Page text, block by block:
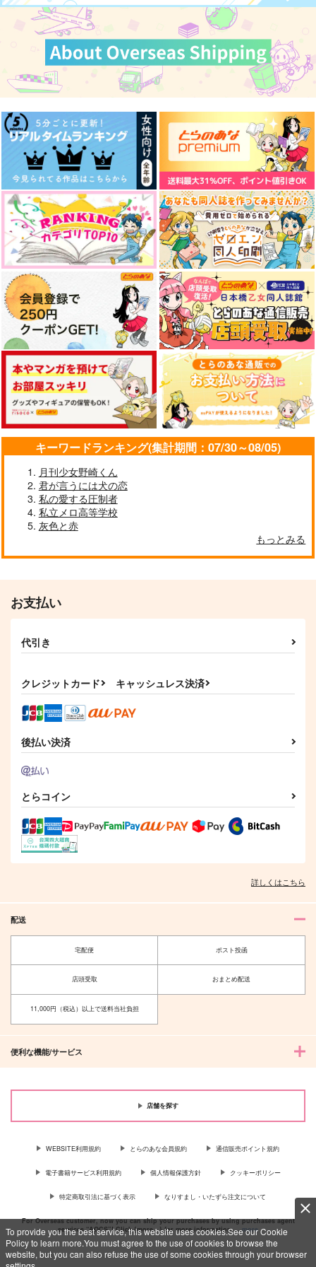
To provide you the best service, this website uses cookies.See our Cookie
Policy to learn more.You must agree to the use of cookies to browse the
website, but you can also refuse the use of some cookies through your browser
煉獄杏寿郎×竈門炭治郎
サンプル
作品詳細
629円
煉獄杏寿郎×竈門炭治郎
サンプル
作品詳細
煉獄杏寿郎×竈門炭治郎
サンプル
作品詳細
俺の炭治郎がふわふわ
に！
1224
715円（税込）
煉獄杏寿郎×竈門炭治郎
サンプル
作品詳細
満たしてあげよう こ
ちらへおいで
nmtk
787円（税込）
煉獄杏寿郎×竈門炭治郎
サンプル
作品詳細
彼は誰時の世界へ
と 中編
junk
1,572円（税込）
煉獄杏寿郎×竈門炭治郎
サンプル
作品詳細
される
nmtk
1,210円（税込）
作品詳細 作品詳細
カート
キーワードランキング(集計期間：07/30～08/05)
月刊少女野崎くん
君が言うには犬の恋
私の愛する圧制者
私立メロ高等学校
灰色と赤
もっとみる
お支払い
代引き
クレジットカード キャッシュレス決済
後払い決済
とらコイン
詳しくはこちら
配送
宅配便 ポスト投函
店頭受取 おまとめ配送
11,000円（税込）以上で送料当社負担
便利な機能/サービス
店舗を探す
WEBSITE利用規約 とらのあな会員規約 通信販売ポイント規約
電子書籍サービス利用規約 個人情報保護方針 クッキーポリシー
特定商取引法に基づく表示 なりすまし・いたずら注文について
For Overseas customer, now you can ship your purchases by using purchases agent
services “AOCS”! Click {more…} for more information …more